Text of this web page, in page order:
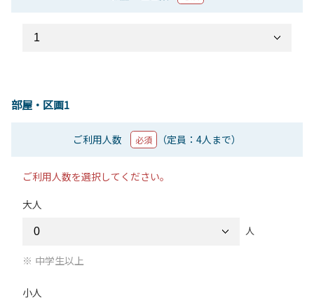
部屋・区画1
ご利用人数 必須 （定員：4人まで）
ご利用人数を選択してください。
大人
人
中学生以上
小人